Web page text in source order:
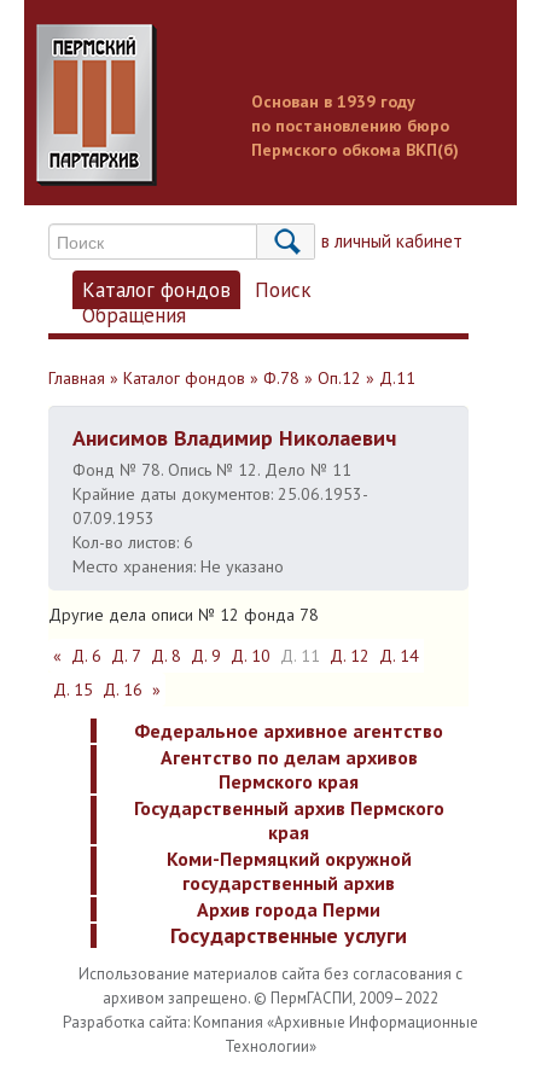
Основан в 1939 году
по постановлению бюро
Пермского обкома ВКП(б)
Вход в личный кабинет
Каталог фондов
Поиск
Обращения
Главная » Каталог фондов » Ф.78 » Оп.12 » Д.11
Анисимов Владимир Николаевич
Фонд № 78. Опись № 12. Дело № 11
Крайние даты документов: 25.06.1953-
07.09.1953
Кол-во листов: 6
Место хранения: Не указано
Другие дела описи № 12 фонда 78
« Д. 6 Д. 7 Д. 8 Д. 9 Д. 10 Д. 11 Д. 12
Д. 14
Д. 15 Д. 16 »
Федеральное архивное агентство
Агентство по делам архивов
Пермского края
Государственный архив Пермского
края
Коми-Пермяцкий окружной
государственный архив
Архив города Перми
Государственные услуги
Использование материалов сайта без согласования с
архивом запрещено. © ПермГАСПИ, 2009–2022
Разработка сайта: Компания «Архивные Информационные
Технологии»